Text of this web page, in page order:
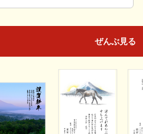
ぜんぶ見る